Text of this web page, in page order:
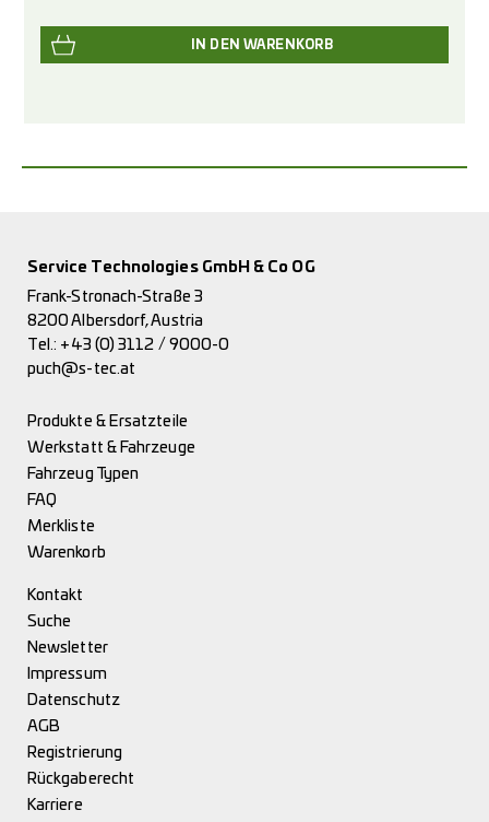
Service Technologies GmbH & Co OG
Frank-Stronach-Straße 3
8200 Albersdorf, Austria
Tel.: +43 (0) 3112 / 9000-0
puch@s-tec.at
Produkte & Ersatzteile
Werkstatt & Fahrzeuge
Fahrzeug Typen
FAQ
Merkliste
Warenkorb
Kontakt
Suche
Newsletter
Impressum
Datenschutz
AGB
Registrierung
Rückgaberecht
Karriere